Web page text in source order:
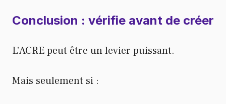
Conclusion : vérifie avant de créer
L’ACRE peut être un levier puissant.
Mais seulement si :